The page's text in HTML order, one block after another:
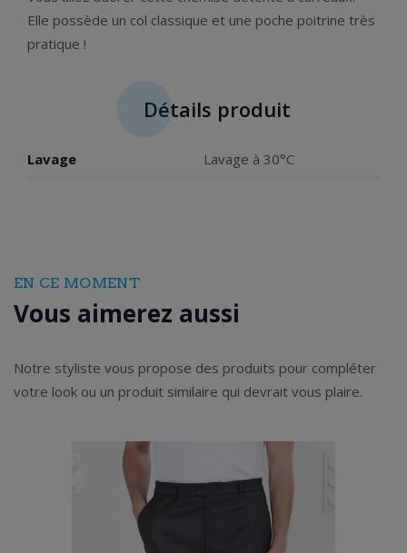
Elle possède un col classique et une poche poitrine très
pratique !
Détails produit
Lavage Lavage à 30°C
EN CE MOMENT
Vous aimerez aussi
Notre styliste vous propose des produits pour compléter
votre look ou un produit similaire qui devrait vous plaire.